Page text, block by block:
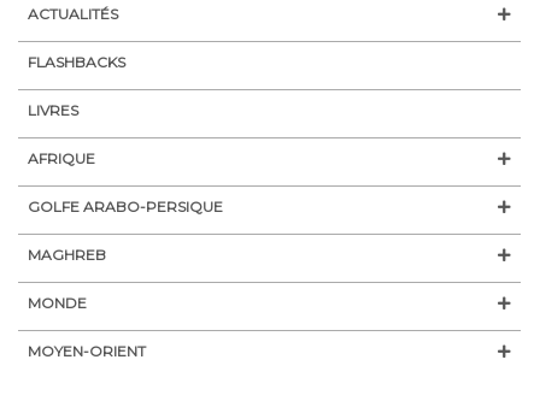
ACTUALITÉS
FLASHBACKS
LIVRES
AFRIQUE
GOLFE ARABO-PERSIQUE
MAGHREB
MONDE
MOYEN-ORIENT